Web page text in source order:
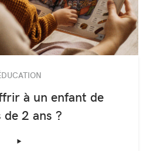
à un enfant de
de 2 ans ?
‣